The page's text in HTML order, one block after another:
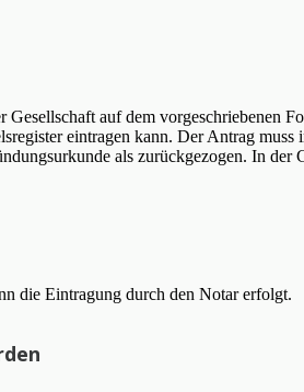
auf dem vorgeschriebenen
eintragen kann. Der Antrag muss
als zurückgezogen. In der
die Eintragung durch den Notar erfolgt.